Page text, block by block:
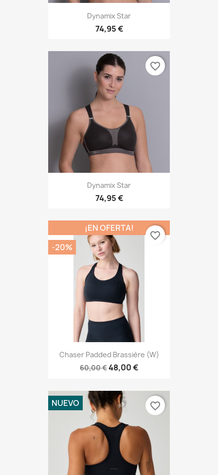
Dynamix Star
74,95 €
Dynamix Star
74,95 €
favorite_border
Chaser Padded Brassière (W)
60,00 €48,00 €
¡EN OFERTA!
-20%
favorite_border
NUEVO favorite_border